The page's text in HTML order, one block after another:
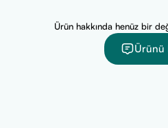
Ürün hakkında henüz bir
Ürünü